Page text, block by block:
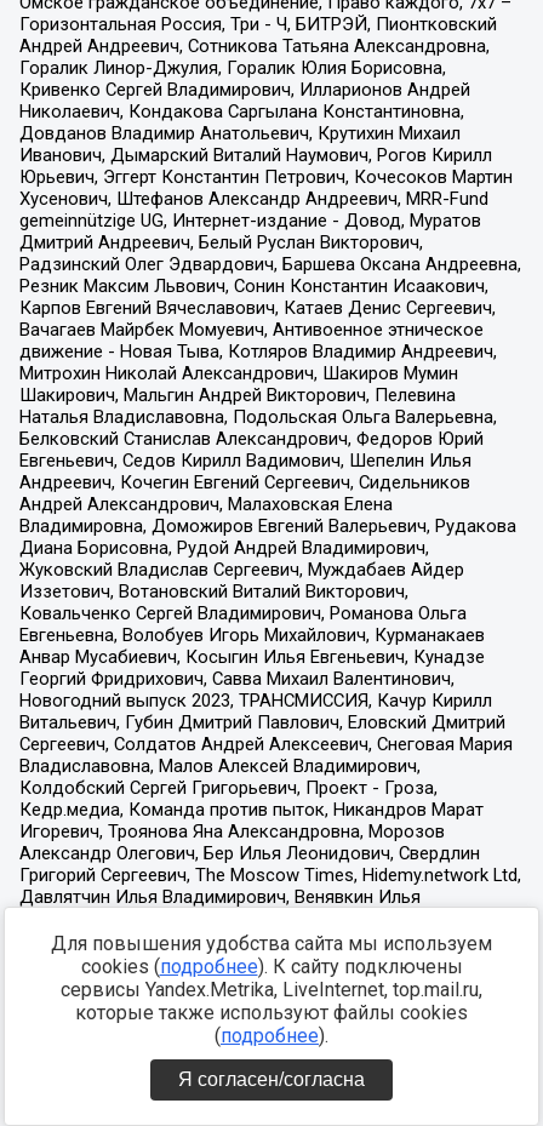
Для повышения удобства сайта мы используем
cookies (подробнее). К сайту подключены
сервисы Yandex.Metrika, LiveInternet, top.mail.ru,
которые также используют файлы cookies
(подробнее).
Я согласен/согласна